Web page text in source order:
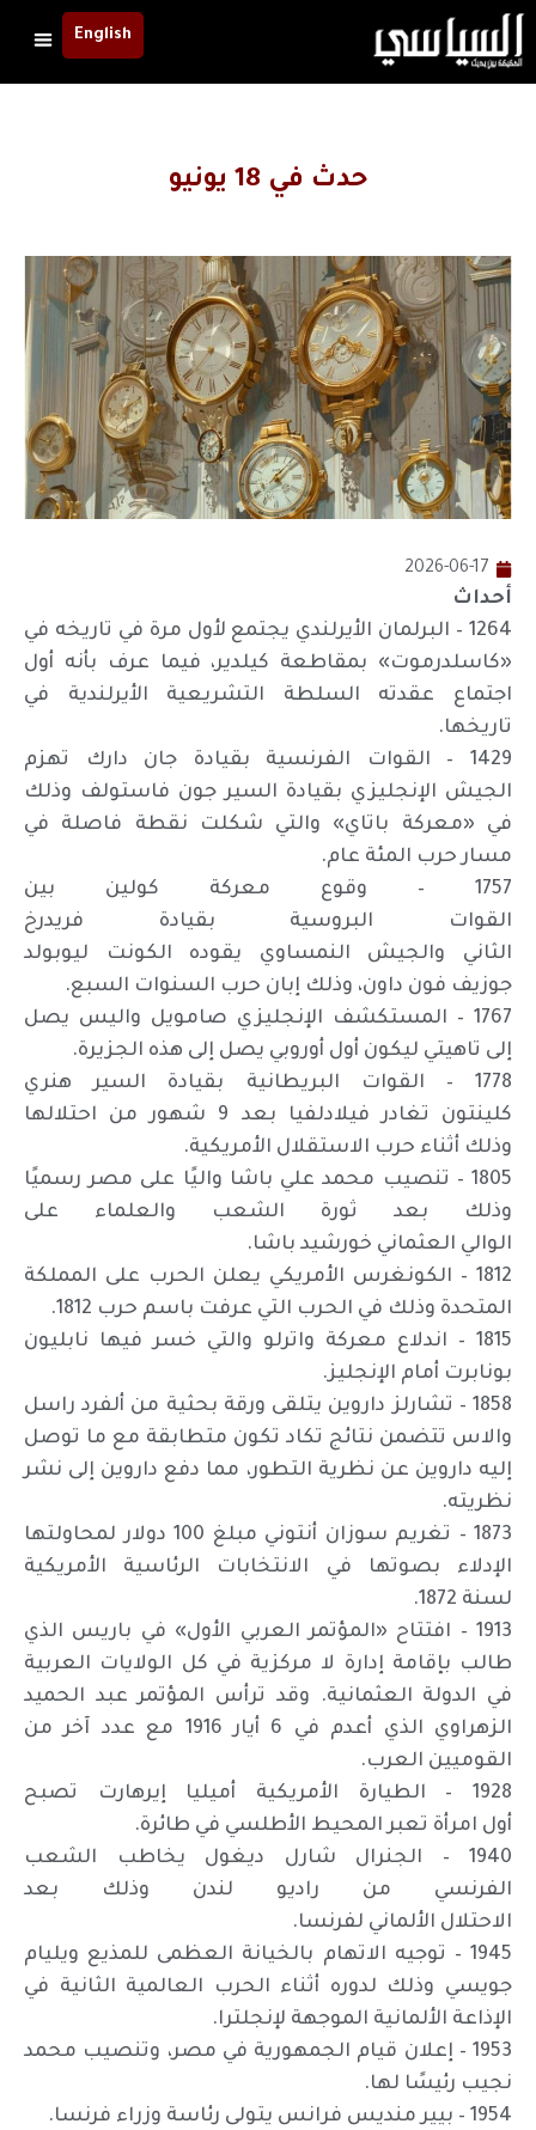
English
حدث في 18 يونيو
2026-06-17
أحداث
1264 – البرلمان الأيرلندي يجتمع لأول مرة في تاريخه في
«كاسلدرموت» بمقاطعة كيلدير، فيما عرف بأنه أول
اجتماع عقدته السلطة التشريعية الأيرلندية في
تاريخها.
1429 – القوات الفرنسية بقيادة جان دارك تهزم
الجيش الإنجليزي بقيادة السير جون فاستولف وذلك
في «معركة باتاي» والتي شكلت نقطة فاصلة في
مسار حرب المئة عام.
1757 – وقوع معركة كولين بين
القوات البروسية بقيادة فريدرخ
الثاني والجيش النمساوي يقوده الكونت ليوبولد
جوزيف فون داون، وذلك إبان حرب السنوات السبع.
1767 – المستكشف الإنجليزي صامويل واليس يصل
إلى تاهيتي ليكون أول أوروبي يصل إلى هذه الجزيرة.
1778 – القوات البريطانية بقيادة السير هنري
كلينتون تغادر فيلادلفيا بعد 9 شهور من احتلالها
وذلك أثناء حرب الاستقلال الأمريكية.
1805 – تنصيب محمد علي باشا واليًا على مصر رسميًا
وذلك بعد ثورة الشعب والعلماء على
الوالي العثماني خورشيد باشا.
1812 – الكونغرس الأمريكي يعلن الحرب على المملكة
المتحدة وذلك في الحرب التي عرفت باسم حرب 1812.
1815 – اندلاع معركة واترلو والتي خسر فيها نابليون
بونابرت أمام الإنجليز.
1858 – تشارلز داروين يتلقى ورقة بحثية من ألفرد راسل
والاس تتضمن نتائج تكاد تكون متطابقة مع ما توصل
إليه داروين عن نظرية التطور، مما دفع داروين إلى نشر
نظريته.
1873 – تغريم سوزان أنتوني مبلغ 100 دولار لمحاولتها
الإدلاء بصوتها في الانتخابات الرئاسية الأمريكية
لسنة 1872.
1913 – افتتاح «المؤتمر العربي الأول» في باريس الذي
طالب بإقامة إدارة لا مركزية في كل الولايات العربية
في الدولة العثمانية. وقد ترأس المؤتمر عبد الحميد
الزهراوي الذي أعدم في 6 أيار 1916 مع عدد آخر من
القوميين العرب.
1928 – الطيارة الأمريكية أميليا إيرهارت تصبح
أول امرأة تعبر المحيط الأطلسي في طائرة.
1940 – الجنرال شارل ديغول يخاطب الشعب
الفرنسي من راديو لندن وذلك بعد
الاحتلال الألماني لفرنسا.
1945 – توجيه الاتهام بالخيانة العظمى للمذيع ويليام
جويسي وذلك لدوره أثناء الحرب العالمية الثانية في
الإذاعة الألمانية الموجهة لإنجلترا.
1953 – إعلان قيام الجمهورية في مصر، وتنصيب محمد
نجيب رئيسًا لها.
1954 – بيير منديس فرانس يتولى رئاسة وزراء فرنسا.